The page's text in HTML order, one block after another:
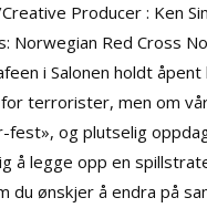
Producer : Ken
Norwegian Red Cross
i Salonen holdt
terrorister, men om
fest», og plutselig
å legge opp en
du ønskjer å endra på